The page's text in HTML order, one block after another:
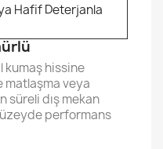
Hafif Deterjanla
kumaş hissine
matlaşma veya
süreli dış mekan
performans